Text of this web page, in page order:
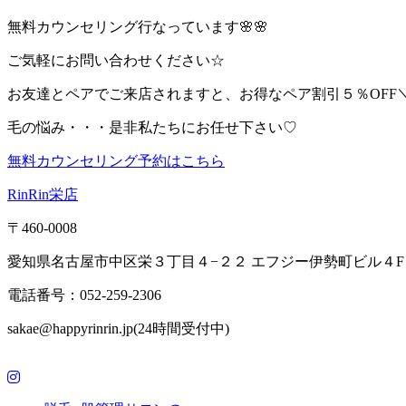
無料カウンセリング行なっています🌸🌸
ご気軽にお問い合わせください☆
お友達とペアでご来店されますと、お得なペア割引５％OFF
毛の悩み・・・是非私たちにお任せ下さい♡
無料カウンセリング予約はこちら
RinRin栄店
〒460-0008
愛知県名古屋市中区栄３丁目４−２２ エフジー伊勢町ビル４F
電話番号：052-259-2306
sakae@happyrinrin.jp(24時間受付中)